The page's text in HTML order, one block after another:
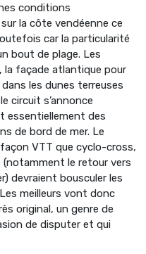
conditions
la côte vendéenne ce
car la particularité
bout de plage. Les
la façade atlantique pour
les dunes terreuses
circuit s’annonce
essentiellement des
de bord de mer. Le
VTT que cyclo-cross,
le retour vers
devraient bousculer les
meilleurs vont donc
original, un genre de
de disputer et qui